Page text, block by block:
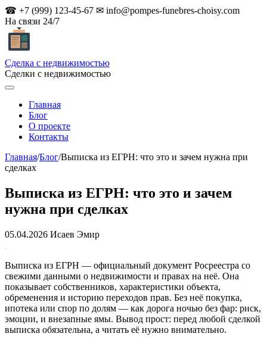
☎ +7 (999) 123-45-67 ✉ info@pompes-funebres-choisy.com
На связи 24/7
Сделка с недвижимостью
Сделки с недвижимостью
Главная
Блог
О проекте
Контакты
Главная/Блог/Выписка из ЕГРН: что это и зачем нужна при
сделках
Выписка из ЕГРН: что это и зачем
нужна при сделках
05.04.2026 Исаев Эмир
Выписка из ЕГРН — официальный документ Росреестра со
свежими данными о недвижимости и правах на неё. Она
показывает собственников, характеристики объекта,
обременения и историю переходов прав. Без неё покупка,
ипотека или спор по долям — как дорога ночью без фар: риск,
эмоции, и внезапные ямы. Вывод прост: перед любой сделкой
выписка обязательна, а читать её нужно внимательно.